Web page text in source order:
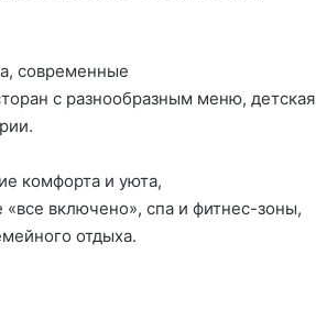
современные
с разнообразным меню, детская
комфорта и уюта,
«все включено», спа и фитнес-зоны,
отдыха.